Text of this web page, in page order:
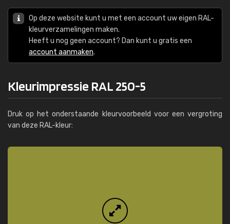
Op deze website kunt u met een account uw eigen RAL-
kleurverzamelingen maken.
Heeft u nog geen account? Dan kunt u gratis een
account aanmaken.
Kleurimpressie RAL 250-5
Druk op het onderstaande kleurvoorbeeld voor een vergroting
van deze RAL-kleur: